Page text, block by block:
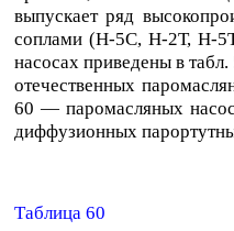
выпускает ряд
соплами (Н-5С, Н-2Т, Н-
насосах приведены в
отечественных
60 — паромасляных
диффузионных
Таблица 60